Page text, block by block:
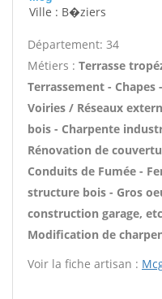
Ville : B�ziers
Département: 34
Métiers : Terrasse
Terrassement -
Voiries / Réseaux
bois - Charpente
Rénovation de
Conduits de Fumée -
structure bois - Gros
construction garage,
Modification de
Voir la fiche artisan :